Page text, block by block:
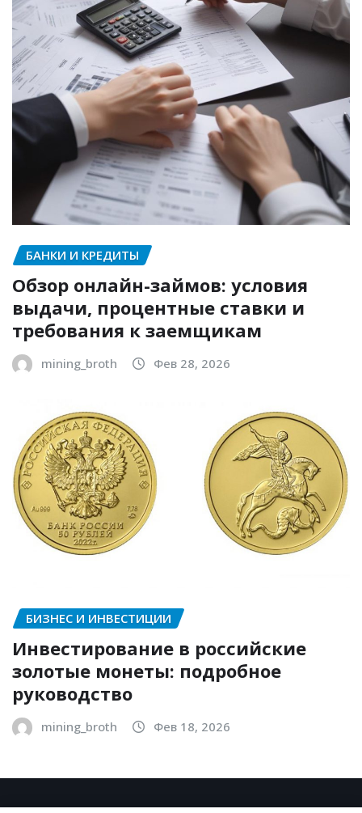
БАНКИ И КРЕДИТЫ
Обзор онлайн-займов: условия
выдачи, процентные ставки и
требования к заемщикам
mining_broth Фев 28, 2026
БИЗНЕС И ИНВЕСТИЦИИ
Инвестирование в российские
золотые монеты: подробное
руководство
mining_broth Фев 18, 2026